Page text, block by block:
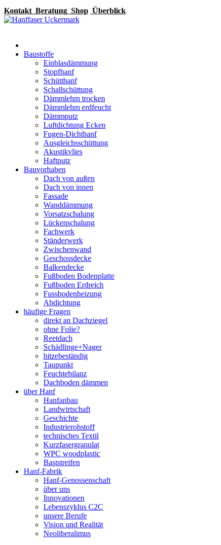
Kontakt Beratung Shop Überblick
Baustoffe
Einblasdämmung
Stopfhanf
Schütthanf
Schallschüttung
Dämmlehm trocken
Dämmlehm erdfeucht
Dämmputz
Luftdichtung Ecken
Fugen-Dichthanf
Ausgleichsschüttung
Akustikvlies
Haftputz
Bauvorhaben
Dach von außen
Dach von innen
Fassade
Wanddämmung
Vorsatzschalung
Lückenschalung
Fachwerk
Ständerwerk
Zwischenwand
Geschossdecke
Balkendecke
Fußboden Bodenplatte
Fußboden Erdreich
Fussbodenheizung
Abdichtung
häufige Fragen
direkt an Dachziegel
ohne Folie?
Reetdach
Schädlinge+Nager
hitzebeständig
Taupunkt
Feuchtebilanz
Dachboden dämmen
über Hanf
Hanfanbau
Landwirtschaft
Geschichte
Industrierohstoff
technisches Textil
Kurzfasergranulat
WPC woodplastic
Baststreifen
Hanf-Fabrik
Hanf-Genossenschaft
über uns
Innovationen
Lebenszyklus C2C
unsere Berufe
Vision und Realität
Neoliberalimus